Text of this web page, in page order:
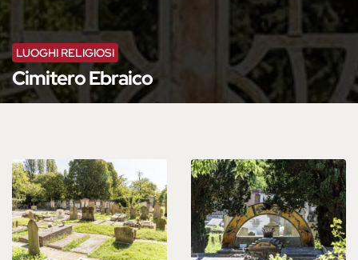
LUOGHI RELIGIOSI
Cimitero Ebraico